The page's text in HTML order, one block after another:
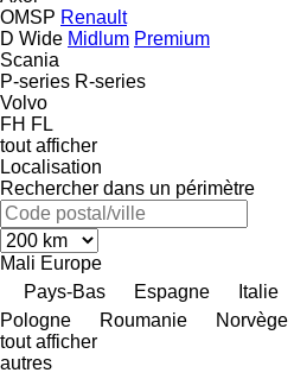
OMSP Renault
D Wide Midlum Premium
Scania
P-series R-series
Volvo
FH FL
tout afficher
Localisation
Rechercher dans un périmètre
Mali Europe
Pays-Bas
Espagne Italie
Pologne
Roumanie Norvège
tout afficher
autres